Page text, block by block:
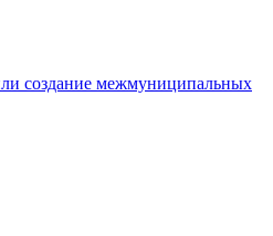
создание межмуниципальных